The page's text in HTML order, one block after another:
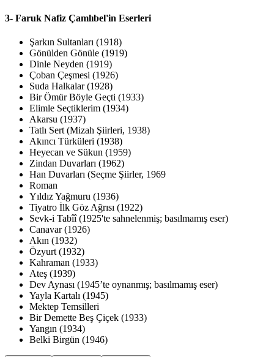
3- Faruk Nafiz Çamlıbel'in Eserleri
Şarkın Sultanları (1918)
Gönülden Gönüle (1919)
Dinle Neyden (1919)
Çoban Çeşmesi (1926)
Suda Halkalar (1928)
Bir Ömür Böyle Geçti (1933)
Elimle Seçtiklerim (1934)
Akarsu (1937)
Tatlı Sert (Mizah Şiirleri, 1938)
Akıncı Türküleri (1938)
Heyecan ve Sükun (1959)
Zindan Duvarları (1962)
Han Duvarları (Seçme Şiirler, 1969
Roman
Yıldız Yağmuru (1936)
Tiyatro İlk Göz Ağrısı (1922)
Sevk-i Tabîî (1925'te sahnelenmiş; basılmamış eser)
Canavar (1926)
Akın (1932)
Özyurt (1932)
Kahraman (1933)
Ateş (1939)
Dev Aynası (1945’te oynanmış; basılmamış eser)
Yayla Kartalı (1945)
Mektep Temsilleri
Bir Demette Beş Çiçek (1933)
Yangın (1934)
Belki Birgün (1946)